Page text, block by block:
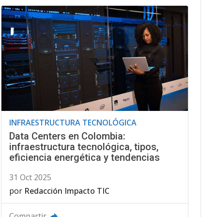
INFRAESTRUCTURA TECNOLÓGICA
Data Centers en Colombia:
infraestructura tecnológica, tipos,
eficiencia energética y tendencias
31 Oct 2025
por Redacción Impacto TIC